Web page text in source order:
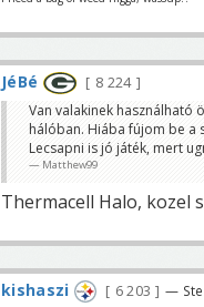
JéBé
8 224
Van valakinek használható
hálóban. Hiába fújom be a
Lecsapni is jó játék, mert
Matthew99
Thermacell Halo, kozel
kishaszi 6 203 —